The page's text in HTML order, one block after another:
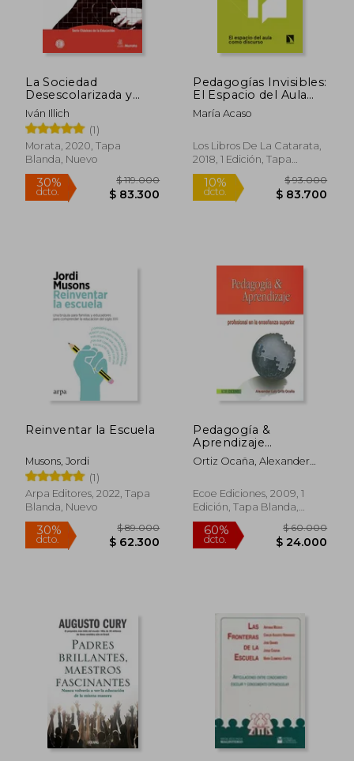
La Sociedad
Desescolarizada y
Otros Textos Sobre
Educación
Iván Illich
(1)
Morata, 2020, Tapa
Blanda, Nuevo
$ 83.300
Pedagogías Invisibles:
El Espacio del Aula
Como Discurso (Arte
+ Educación)
María Acaso
Los Libros De La Catarata,
2018, 1 Edición, Tapa
Blanda, Nuevo
10%
Reinventar la Escuela
Musons, Jordi
(1)
Arpa Editores, 2022, Tapa
Blanda, Nuevo
30%
dcto.
$ 89.000
Pedagogía &
Aprendizaje
Profesional en la
Enseñanza Superior
Ortiz Ocaña, Alexander
Ecoe Ediciones, 2009, 1
Edición, Tapa Blanda,
Nuevo
60%
dcto.